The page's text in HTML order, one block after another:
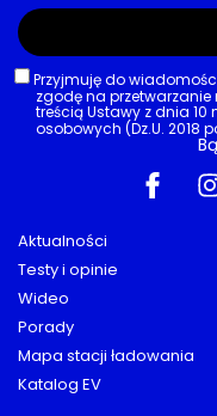
Aktualności
Testy i opinie
Wideo
Porady
Mapa stacji ładowania
Katalog EV
Przyjmuję do
zgodę na
treścią Ustawy z dnia
osobowych (Dz.U. 2018